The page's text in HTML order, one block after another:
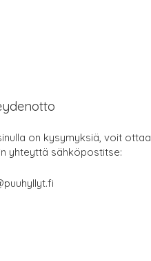
on kysymyksiä, voit ottaa
yhteyttä sähköpostitse: